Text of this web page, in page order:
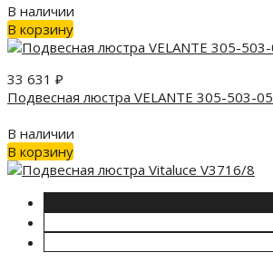
В наличии
В корзину
33 631 ₽
Подвесная люстра VELANTE 305-503-05
В наличии
В корзину